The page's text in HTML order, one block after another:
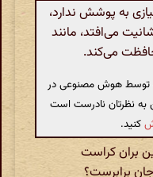
به پوشش ندارد،
می‌افتد، مانند
می‌کند.
توسط هوش مصنوعی در
به نظرتان نادرست است
کنید.
بران کراست
برابرست؟